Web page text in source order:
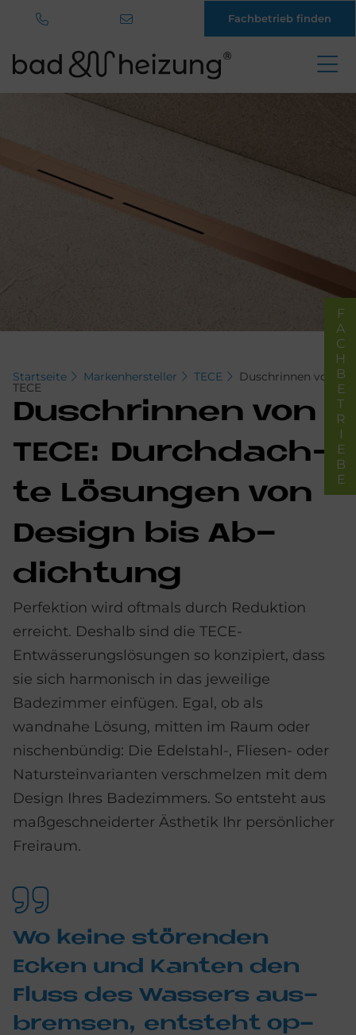
Fachbetrieb finden
Startseite Markenhersteller TECE Duschrinnen von
TECE
Dusch­rin­nen von
TECE: Durch­dach­
te Lö­sun­gen von
De­sign bis Ab­
dich­tung
Perfektion wird oftmals durch Reduktion
erreicht. Deshalb sind die TECE-
Entwässerungslösungen so konzipiert, dass
sie sich harmonisch in das jeweilige
Badezimmer einfügen. Egal, ob als
wandnahe Lösung, mitten im Raum oder
nischenbündig: Die Edelstahl-, Fliesen- oder
Natursteinvarianten verschmelzen mit dem
Design Ihres Badezimmers. So entsteht aus
maßgeschneiderter Ästhetik Ihr persönlicher
Freiraum.
Wo kei­ne stö­ren­den
Ecken und Kan­ten den
Fluss des Was­sers aus­
brem­sen, ent­steht op­
FACHBETRIEBE